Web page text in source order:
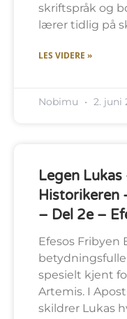
skriftspråk og
lærer tidlig på
LES VIDERE »
Nobimu 2. juni
Legen
Historikeren
– Del 2e –
Efesos Fribyen
betydningsfulle
spesielt kjent
Artemis. I
skildrer Lukas